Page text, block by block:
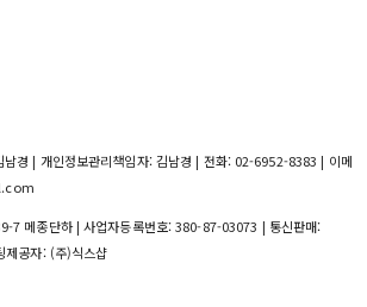
경 | 개인정보관리책임자: 김남경 | 전화: 02-6952-8383 | 이메
7 메종단하 | 사업자등록번호:380-87-03073 | 통신판매:
제공자: (주)식스샵